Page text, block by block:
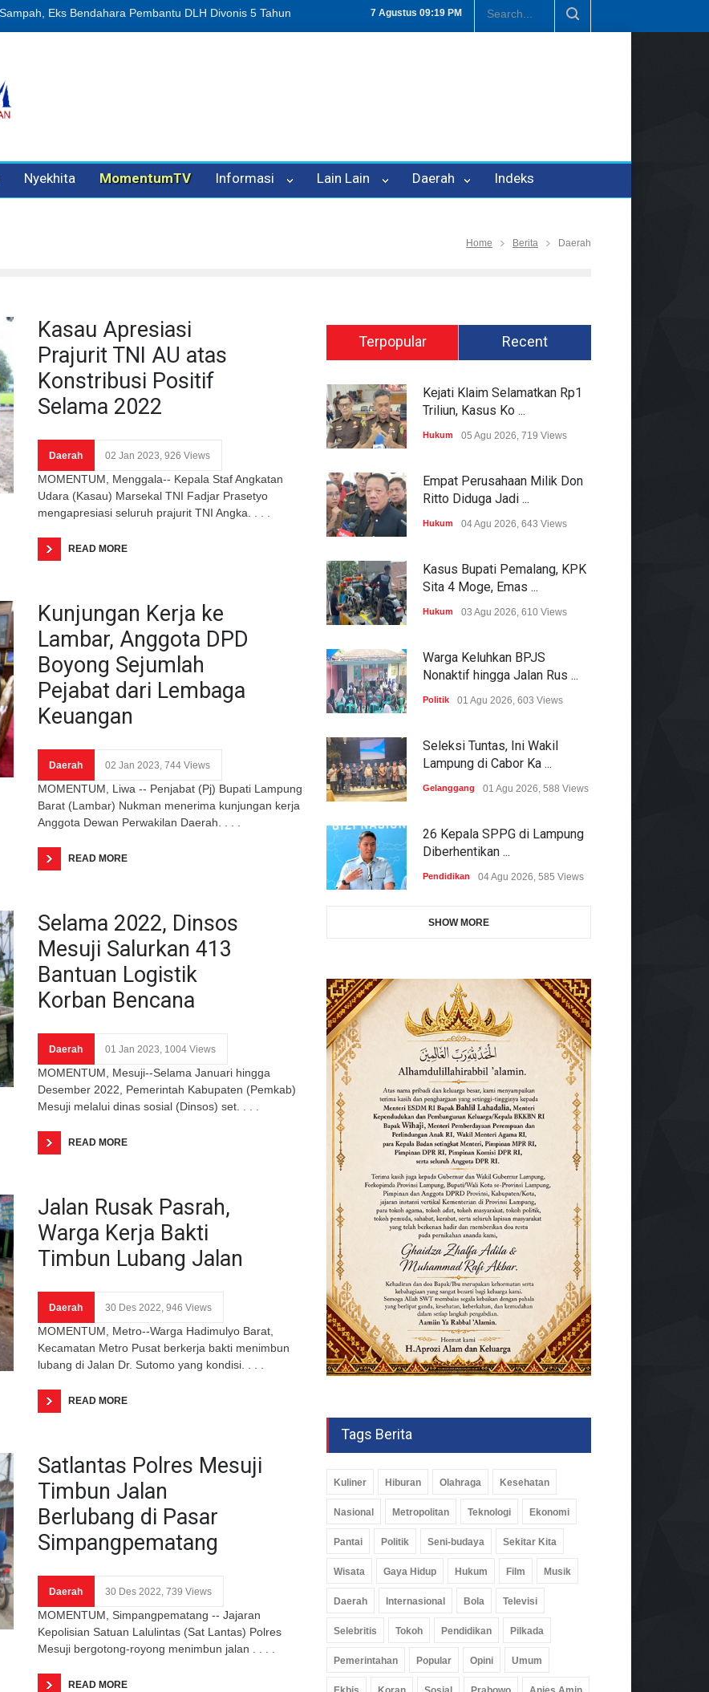
7 Agustus 09:19 PM
Dugaan Penipuan Oleh Oknum Kadis, Kuasa Hukum Pelapor Desak Polisi Tetapkan P-21 Tembus Rp1,6 Triliun, Nilai Investasi di
Nyekhita MomentumTV Informasi Lain Lain Daerah Indeks
Home Berita Daerah
Kasau Apresiasi
Prajurit TNI AU atas
Konstribusi Positif
Selama 2022
Daerah 02 Jan 2023, 926 Views
MOMENTUM, Menggala-- Kepala Staf Angkatan
Udara (Kasau) Marsekal TNI Fadjar Prasetyo
mengapresiasi seluruh prajurit TNI Angka. . . .
READ MORE
Kunjungan Kerja ke
Lambar, Anggota DPD
Boyong Sejumlah
Pejabat dari Lembaga
Keuangan
Daerah 02 Jan 2023, 744 Views
MOMENTUM, Liwa -- Penjabat (Pj) Bupati Lampung
Barat (Lambar) Nukman menerima kunjungan kerja
Anggota Dewan Perwakilan Daerah. . . .
READ MORE
Selama 2022, Dinsos
Mesuji Salurkan 413
Bantuan Logistik
Korban Bencana
Daerah 01 Jan 2023, 1004 Views
MOMENTUM, Mesuji--Selama Januari hingga
Desember 2022, Pemerintah Kabupaten (Pemkab)
Mesuji melalui dinas sosial (Dinsos) set. . . .
READ MORE
Jalan Rusak Pasrah,
Warga Kerja Bakti
Timbun Lubang Jalan
Daerah 30 Des 2022, 946 Views
MOMENTUM, Metro--Warga Hadimulyo Barat,
Kecamatan Metro Pusat berkerja bakti menimbun
lubang di Jalan Dr. Sutomo yang kondisi. . . .
READ MORE
Satlantas Polres Mesuji
Timbun Jalan
Berlubang di Pasar
Simpangpematang
Daerah 30 Des 2022, 739 Views
MOMENTUM, Simpangpematang -- Jajaran
Kepolisian Satuan Lalulintas (Sat Lantas) Polres
Mesuji bergotong-royong menimbun jalan . . . .
READ MORE
Terpopular Recent
Kejati Klaim Selamatkan Rp1
Triliun, Kasus Ko ...
Hukum 05 Agu 2026, 719 Views
Empat Perusahaan Milik Don
Ritto Diduga Jadi ...
Hukum 04 Agu 2026, 643 Views
Kasus Bupati Pemalang, KPK
Sita 4 Moge, Emas ...
Hukum 03 Agu 2026, 610 Views
Warga Keluhkan BPJS
Nonaktif hingga Jalan Rus ...
Politik 01 Agu 2026, 603 Views
Seleksi Tuntas, Ini Wakil
Lampung di Cabor Ka ...
Gelanggang 01 Agu 2026, 588 Views
26 Kepala SPPG di Lampung
Diberhentikan ...
Pendidikan 04 Agu 2026, 585 Views
SHOW MORE
Tags Berita
Kuliner Hiburan Olahraga Kesehatan
Nasional Metropolitan Teknologi Ekonomi
Pantai Politik Seni-budaya Sekitar Kita
Wisata Gaya Hidup Hukum Film Musik
Daerah Internasional Bola Televisi
Selebritis Tokoh Pendidikan Pilkada
Pemerintahan Popular Opini Umum